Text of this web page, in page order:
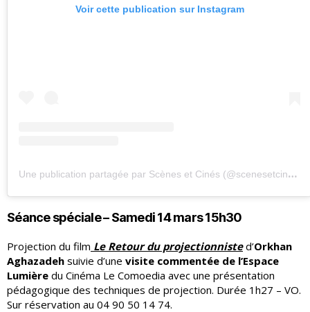
Voir cette publication sur Instagram
U
ne publication partagée par Scènes et Cinés (@scenesetcines)
Séance spéciale – Samedi 14 mars 15h30
Projection du film Le Retour du projectionnisted’Orkhan
Aghazadeh suivie d’une visite commentée de l’Espace
Lumière du Cinéma Le Comoedia avec une présentation
pédagogique des techniques de projection. Durée 1h27 – VO.
Sur réservation au 04 90 50 14 74.